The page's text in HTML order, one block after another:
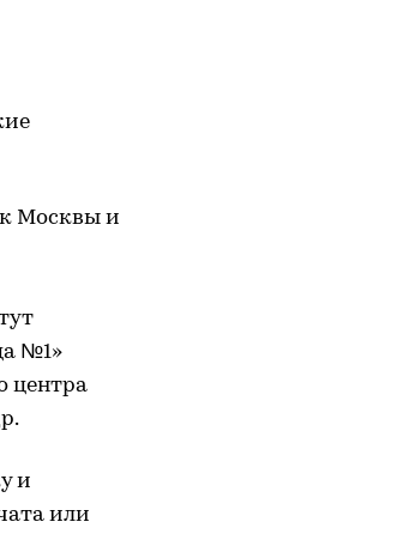
Москвы и
№1»
центра
и
или